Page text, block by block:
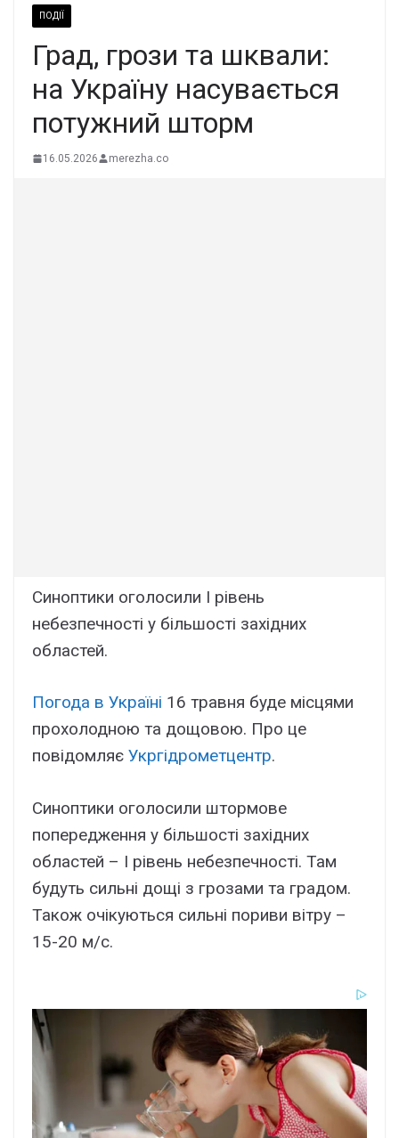
ПОДІЇ
Град, грози та шквали:
на Україну насувається
потужний шторм
16.05.2026 merezha.co
Синоптики оголосили І рівень
небезпечності у більшості західних
областей.
Погода в Україні 16 травня буде місцями
прохолодною та дощовою. Про це
повідомляє Укргідрометцентр.
Синоптики оголосили штормове
попередження у більшості західних
областей – І рівень небезпечності. Там
будуть сильні дощі з грозами та градом.
Також очікуються сильні пориви вітру –
15-20 м/с.